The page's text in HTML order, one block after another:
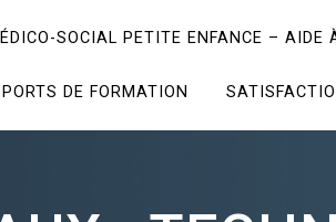
SOCIAL PETITE ENFANCE – AIDE
DE FORMATION